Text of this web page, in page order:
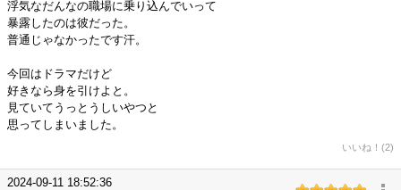
浮気なだんなの職場に乗り込んでいって
暴露したのは彼だった。
普通じゃなかったです汗。
今回はドラマだけど
好きなら身を引けよと。
見ていてうっとうしいやつと
思ってしまいました。
いいね！(2)
2024-09-11 18:52:36